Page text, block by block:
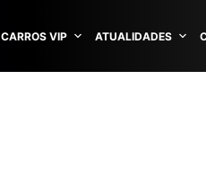
CARROS VIP ATUALIDADES